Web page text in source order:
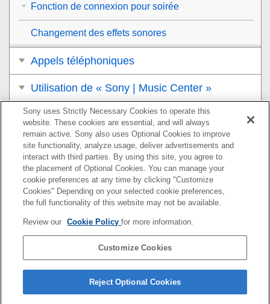
Fonction de connexion pour soirée
Changement des effets sonores
Appels téléphoniques
Utilisation de « Sony | Music Center »
Utilisation de la fonction d’assistance vocale
Informations
Dépannage
Pour plus d’informations sur la conformité aux lois sur
Accessibilité en France : conformité partielle
https://helpguide.sony.net/accessibility/france/v1/fr/index.h
Sony uses Strictly Necessary Cookies to operate this
website. These cookies are essential, and will always
remain active. Sony also uses Optional Cookies to improve
site functionality, analyze usage, deliver advertisements and
interact with third parties. By using this site, you agree to
the placement of Optional Cookies. You can manage your
cookie preferences at any time by clicking "Customize
Cookies" Depending on your selected cookie preferences,
the full functionality of this website may not be available.
Review our Cookie Policyfor more information.
Customize Cookies
Reject Optional Cookies